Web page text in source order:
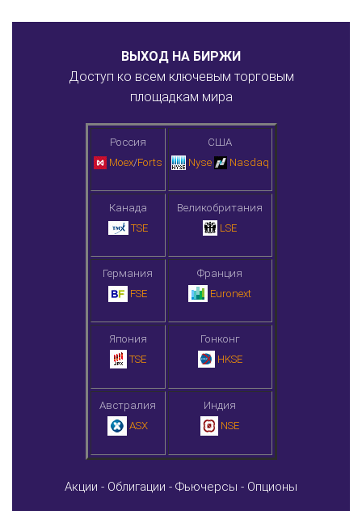
ВЫХОД НА БИРЖИ
Доступ ко всем ключевым торговым
площадкам мира
Россия
Moex/Forts
США
Nyse
Nasdaq
Канада
TSE
Великобритания
LSE
Германия
FSE
Франция
Euronext
Япония
TSE
Гонконг
HKSE
Австралия
ASX
Индия
NSE
Акции - Облигации - Фьючерсы - Опционы